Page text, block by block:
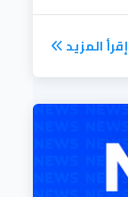
إقرأ المزيد